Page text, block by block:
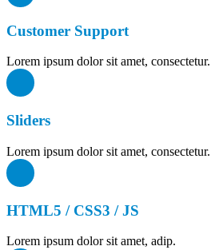
Customer Support
Lorem ipsum dolor sit amet, consectetur.
Sliders
Lorem ipsum dolor sit amet, consectetur.
HTML5 / CSS3 / JS
Lorem ipsum dolor sit amet, adip.